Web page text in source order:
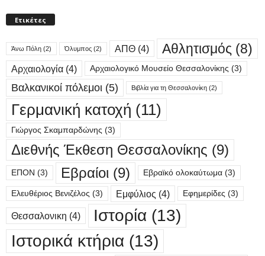
Ετικέτες
Άνω Πόλη (2) Όλυμπος (2) ΑΠΘ (4) Αθλητισμός (8)
Αρχαιολογία (4) Αρχαιολογικό Μουσείο Θεσσαλονίκης (3)
Βαλκανικοί πόλεμοι (5) Βιβλία για τη Θεσσαλονίκη (2)
Γερμανική κατοχή (11)
Γιώργος Σκαμπαρδώνης (3)
Διεθνής Έκθεση Θεσσαλονίκης (9)
ΕΠΟΝ (3) Εβραίοι (9) Εβραϊκό ολοκαύτωμα (3)
Ελευθέριος Βενιζέλος (3) Εμφύλιος (4) Εφημερίδες (3)
Θεσσαλονικη (4) Ιστορία (13)
Ιστορικά κτήρια (13)